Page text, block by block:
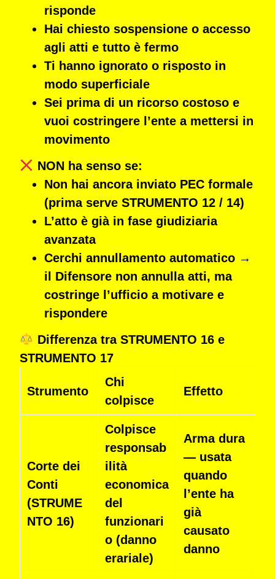
risponde
Hai chiesto sospensione o accesso
agli atti e tutto è fermo
Ti hanno ignorato o risposto in
modo superficiale
Sei prima di un ricorso costoso e
vuoi costringere l’ente a mettersi in
movimento
NON ha senso se:
Non hai ancora inviato PEC formale
(prima serve STRUMENTO 12 / 14)
L’atto è già in fase giudiziaria
avanzata
Cerchi annullamento automatico →
il Difensore non annulla atti, ma
costringe l’ufficio a motivare e
rispondere
Differenza tra STRUMENTO 16 e
STRUMENTO 17
Strumento
Chi
colpisce
Effetto
Corte dei
Conti
(STRUME
NTO 16)
Colpisce
responsab
ilità
economica
del
funzionari
o (danno
erariale)
Arma dura
— usata
quando
l’ente ha
già
causato
danno